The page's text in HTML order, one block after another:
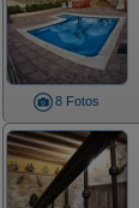
8 Fotos